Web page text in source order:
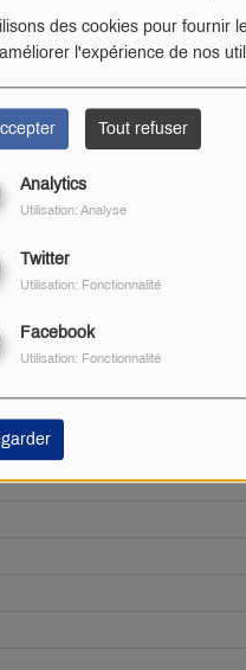
des cookies pour fournir
l'expérience de nos
Tout refuser
Analytics
Utilisation: Analyse
Twitter
Utilisation: Fonctionnalité
Facebook
Utilisation: Fonctionnalité
: